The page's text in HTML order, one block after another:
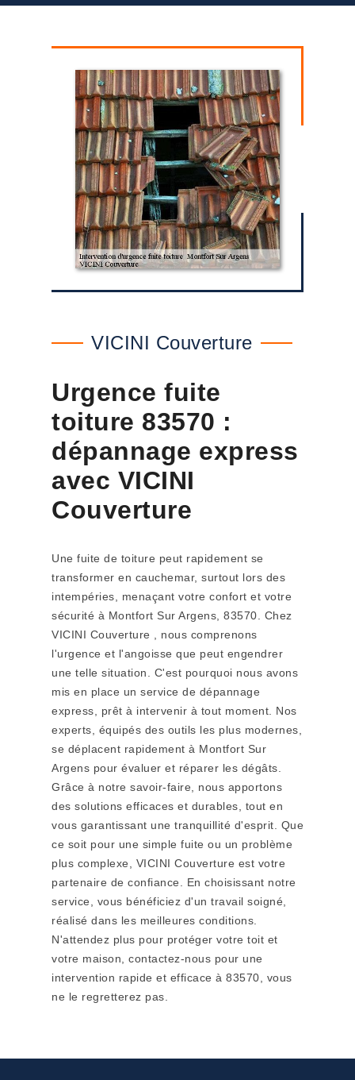
VICINI Couverture
Urgence fuite
toiture 83570 :
dépannage express
avec VICINI
Couverture
Une fuite de toiture peut rapidement se
transformer en cauchemar, surtout lors des
intempéries, menaçant votre confort et votre
sécurité à Montfort Sur Argens, 83570. Chez
VICINI Couverture , nous comprenons
l'urgence et l'angoisse que peut engendrer
une telle situation. C'est pourquoi nous avons
mis en place un service de dépannage
express, prêt à intervenir à tout moment. Nos
experts, équipés des outils les plus modernes,
se déplacent rapidement à Montfort Sur
Argens pour évaluer et réparer les dégâts.
Grâce à notre savoir-faire, nous apportons
des solutions efficaces et durables, tout en
vous garantissant une tranquillité d'esprit. Que
ce soit pour une simple fuite ou un problème
plus complexe, VICINI Couverture est votre
partenaire de confiance. En choisissant notre
service, vous bénéficiez d'un travail soigné,
réalisé dans les meilleures conditions.
N'attendez plus pour protéger votre toit et
votre maison, contactez-nous pour une
intervention rapide et efficace à 83570, vous
ne le regretterez pas.